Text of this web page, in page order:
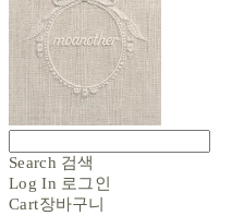
Search 검색
Log In 로그인
Cart장바구니